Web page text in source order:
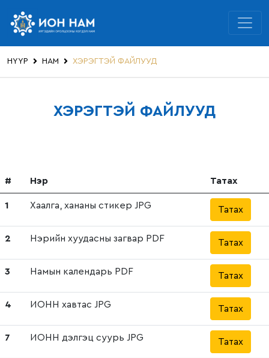
НҮҮР НАМ ХЭРЭГТЭЙ ФАЙЛУУД
ХЭРЭГТЭЙ ФАЙЛУУД
# Нэр Татах
1 Хаалга, хананы стикер JPG Татах
2 Нэрийн хуудасны загвар PDF Татах
3 Намын календарь PDF Татах
4 ИОНН хавтас JPG Татах
7 ИОНН дэлгэц суурь JPG Татах